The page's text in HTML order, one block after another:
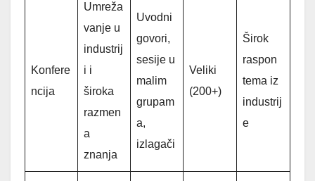
Konfere
ncija
Umreža
vanje u
industrij
i i
široka
razmen
a
znanja
Uvodni
govori,
sesije u
malim
grupam
a,
izlagači
Veliki
(200+)
Širok
raspon
tema iz
industrij
e